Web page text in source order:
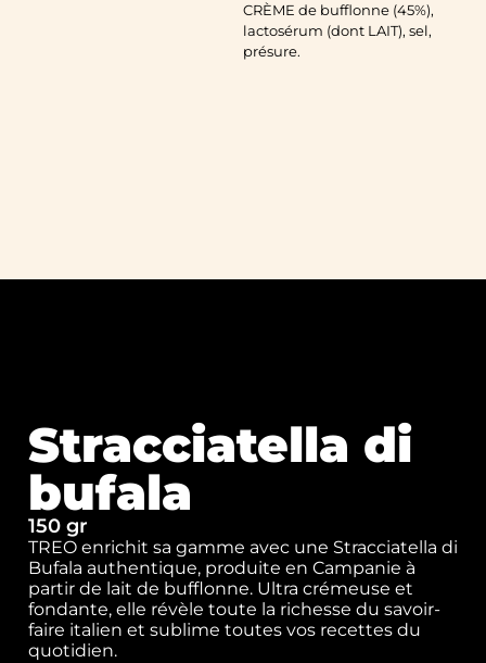
CRÈME de bufflonne (45%),
lactosérum (dont LAIT), sel,
présure.
Stracciatella di
bufala
150 gr
TREO enrichit sa gamme avec une Stracciatella di
Bufala authentique, produite en Campanie à
partir de lait de bufflonne. Ultra crémeuse et
fondante, elle révèle toute la richesse du savoir-
faire italien et sublime toutes vos recettes du
quotidien.